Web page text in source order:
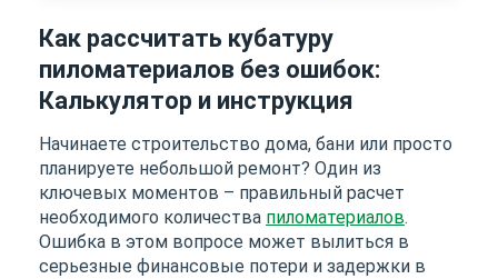
Как рассчитать кубатуру
пиломатериалов без ошибок:
Калькулятор и инструкция
Начинаете строительство дома, бани или просто
планируете небольшой ремонт? Один из
ключевых моментов – правильный расчет
необходимого количества пиломатериалов.
Ошибка в этом вопросе может вылиться в
серьезные финансовые потери и задержки в